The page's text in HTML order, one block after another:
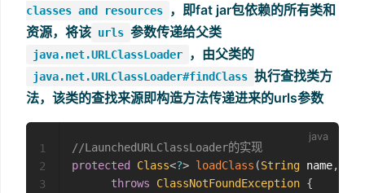
classes and resources
，即fat jar包依赖的所有类和
资源，将该 urls 参数传递给父类
java.net.URLClassLoader ，由父类的
java.net.URLClassLoader#findClass 执行查找类方
法，该类的查找来源即构造方法传递进来的urls参数
//LaunchedURLClassLoader的实现
protected
Class<?> loadClass (String name,
throws
ClassNotFoundException {
1
2
3